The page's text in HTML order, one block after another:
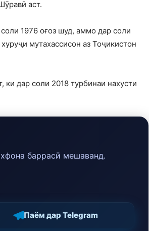
аст.
1976 оғоз шуд, аммо дар соли
мутахассисон аз Тоҷикистон
дар соли 2018 турбинаи нахусти
баррасӣ мешаванд.
Паём дар Telegram